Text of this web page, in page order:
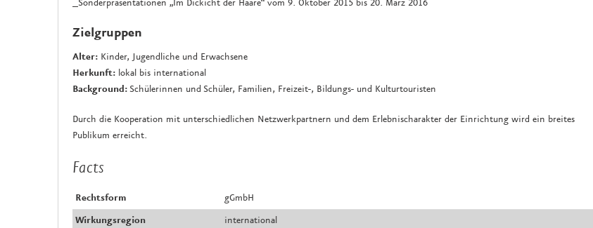
_Sonderpräsentationen „Im Dickicht der Haare“ vom 9. Oktober 2015 bis 20. März 2016
Zielgruppen
Alter: Kinder, Jugendliche und Erwachsene
Herkunft: lokal bis international
Background: Schülerinnen und Schüler, Familien, Freizeit-, Bildungs- und Kulturtouristen
Durch die Kooperation mit unterschiedlichen Netzwerkpartnern und dem Erlebnischarakter der Einrichtung wird ein breites
Publikum erreicht.
Facts
Rechtsform
gGmbH
Wirkungsregion
international